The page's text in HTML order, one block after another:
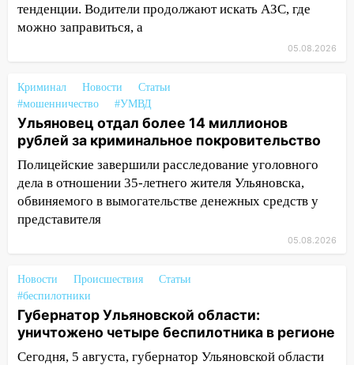
15:59 Ульяновец отдал более 14
миллионов рублей за криминальное
15:32
На «кольце» кроссовер сбил 18-
летнего мопедиста
15:00 В Ульяновске после тройного ДТП
госпитализировали 25-летнего байкера
14:32 На Ульяновскую область
надвигается жара
14:08 Пешеход переходил по «зебре»:
13:30
В Димитровграде на улице
Трудовой горело здание
13:00 Водитель без прав врезался в
припаркованный автомобиль
тенденции. Водители продолжают искать АЗС, где
можно заправиться, а
05.08.2026
Криминал Новости
Статьи
#мошенничество
#УМВД
Ульяновец отдал более 14 миллионов
рублей за криминальное покровительство
Полицейские завершили расследование уголовного
дела в отношении 35-летнего жителя Ульяновска,
обвиняемого в вымогательстве денежных средств у
представителя
05.08.2026
Новости Происшествия
Статьи
#беспилотники
Губернатор Ульяновской области:
уничтожено четыре беспилотника в регионе
Сегодня, 5 августа, губернатор Ульяновской области